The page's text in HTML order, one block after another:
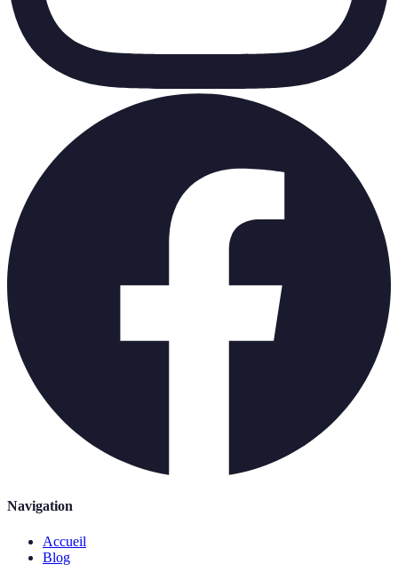
Navigation
Accueil
Blog